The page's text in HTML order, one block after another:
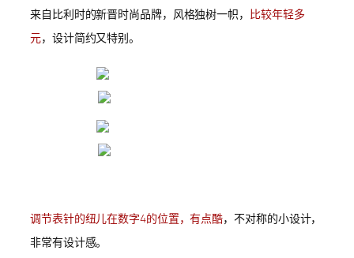
来自比利时的新晋时尚品牌，风格独树一帜， 比较年轻多
元，设计简约又特别。
调节表针的纽儿在数字4的位置，有点酷，不对称的小设计，
非常有设计感。